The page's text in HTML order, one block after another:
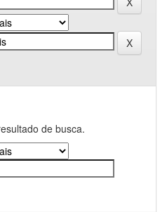
de busca.